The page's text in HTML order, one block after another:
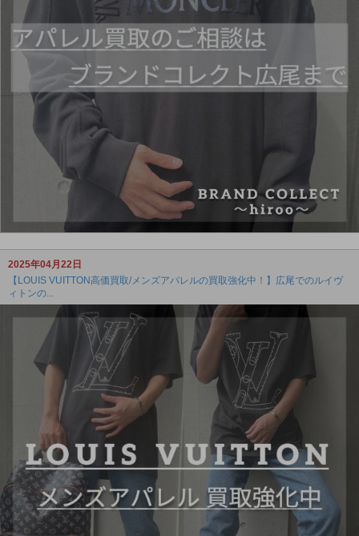
2025年04月22日
【LOUIS VUITTON高価買取/メンズアパレルの買取強化中！】広尾でのルイヴ
ィトンの...